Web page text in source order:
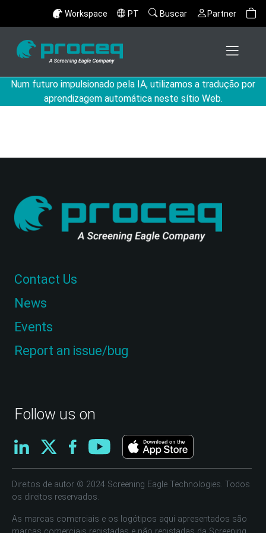
Workspace PT Buscar Partner
Num futuro impulsionado pela IA, utilizamos a tradução por
aprendizagem automática neste sítio Web.
Follow us on
Contact Us
News
Events
Report an issue/bug
Direitos de autor © 2024 Screening Eagle Technologies. Todos
os direitos reservados.
As marcas comerciais e os logótipos aqui apresentados são